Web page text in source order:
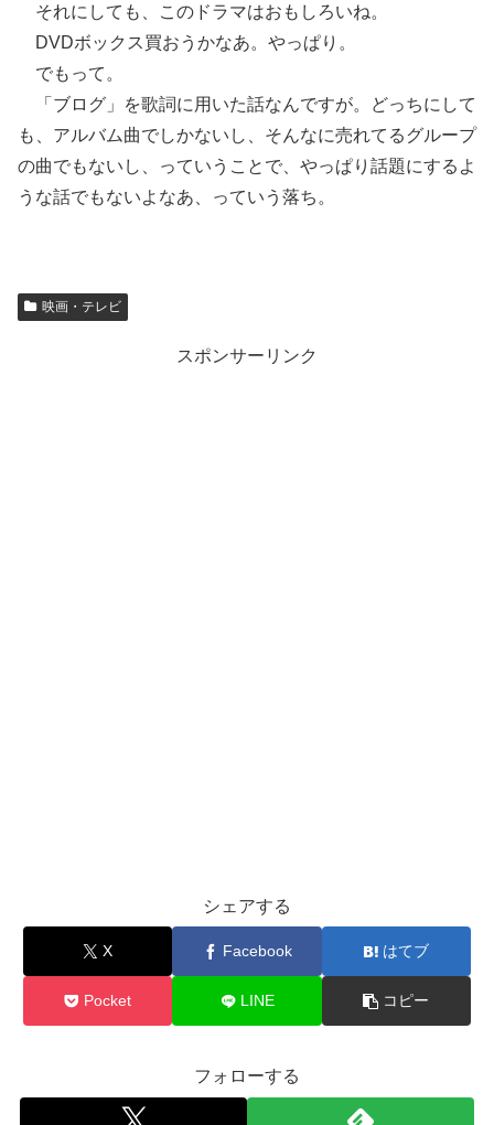
それにしても、このドラマはおもしろいね。
DVDボックス買おうかなあ。やっぱり。
でもって。
「ブログ」を歌詞に用いた話なんですが。どっちにして
も、アルバム曲でしかないし、そんなに売れてるグループ
の曲でもないし、っていうことで、やっぱり話題にするよ
うな話でもないよなあ、っていう落ち。
映画・テレビ
スポンサーリンク
シェアする
X Facebook はてブ
Pocket LINE コピー
フォローする